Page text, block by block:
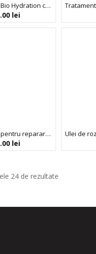
Super Serum Bio Hydration cu Hemi-Squalane Derivat din Plante 100%, Hidratant, Bio Balance, 30 ml
lei
Ulei anti-frizz pentru repararea parului cret Curl Oil Bond Repair, Umberto Giannini, 50 ml
lei
24 de rezultate